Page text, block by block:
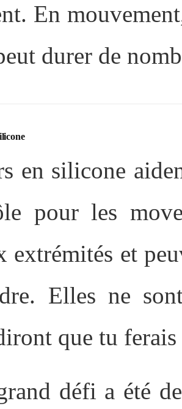
En
durer de
en silicone
pour les
extrémités et
Elles ne
que tu
défi a été